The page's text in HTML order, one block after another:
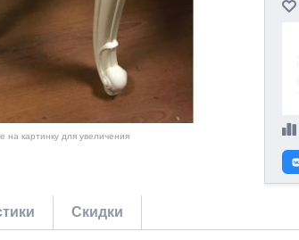
на картинку для увеличения
Скидки